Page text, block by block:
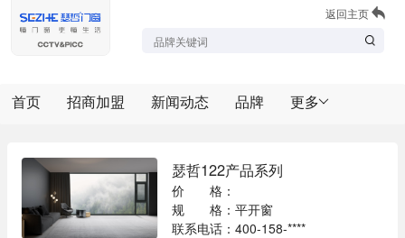
返回主页
首页 招商加盟 新闻动态 品牌 更多
瑟哲122产品系列
价 格：
规 格：平开窗
联系电话：400-158-****